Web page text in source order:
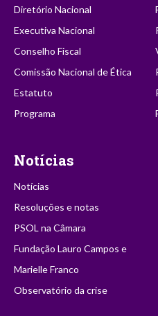
Diretório Nacional
Executiva Nacional
Conselho Fiscal
Comissão Nacional de Ética
Estatuto
Programa
Notícias
Notícias
Resoluções e notas
PSOL na Câmara
Fundação Lauro Campos e
Marielle Franco
Observatório da crise